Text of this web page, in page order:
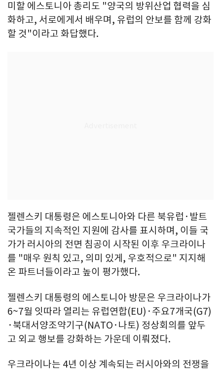
미할 에스토니아 총리도 "양국의 방위산업 협력을 심
화하고, 서로에게서 배우며, 유럽의 안보를 함께 강화
할 것"이라고 화답했다.
젤렌스키 대통령은 에스토니아와 다른 북유럽·발트
국가들의 지속적인 지원에 감사를 표시하며, 이들 국
가가 러시아의 전면 침공이 시작된 이후 우크라이나
를 "매우 원칙 있고, 의미 있게, 우호적으로" 지지해
온 파트너들이라고 높이 평가했다.
젤렌스키 대통령의 에스토니아 방문은 우크라이나가
6~7월 잇따라 열리는 유럽연합(EU)·주요7개국(G7)
·북대서양조약기구(NATO·나토) 정상회의를 앞두
고 외교 행보를 강화하는 가운데 이뤄졌다.
우크라이나는 4년 이상 계속되는 러시아와의 전쟁을